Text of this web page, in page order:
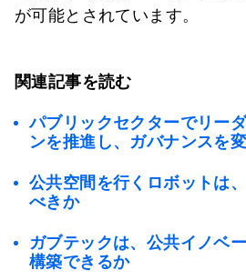
が可能とされています。
関連記事を読む
パブリックセクターでリー
ンを推進し、ガバナンスを
公共空間を行くロボットは
べきか
ガブテックは、公共イノベ
構築できるか